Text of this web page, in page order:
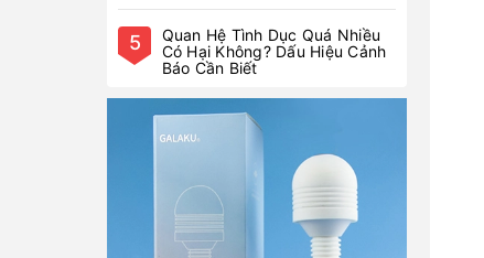
5
Quan Hệ Tình Dục Quá Nhiều
Có Hại Không? Dấu Hiệu Cảnh
Báo Cần Biết